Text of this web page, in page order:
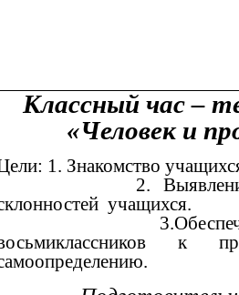
Классный час –
«Человек и
1. Знакомство
Выявление
учащихся.
к